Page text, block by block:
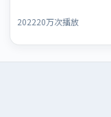
202220万次播放